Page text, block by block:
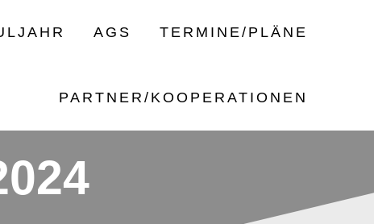
AGS TERMINE/PLÄNE
PARTNER/KOOPERATIONEN